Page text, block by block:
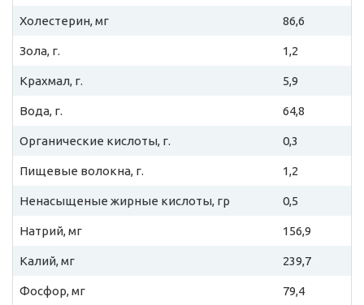
Холестерин, мг 86,6
Зола, г. 1,2
Крахмал, г. 5,9
Вода, г. 64,8
Органические кислоты, г. 0,3
Пищевые волокна, г. 1,2
Ненасыщеные жирные кислоты, гр 0,5
Натрий, мг 156,9
Калий, мг 239,7
Фосфор, мг 79,4